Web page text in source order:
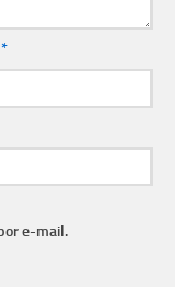
*
e-mail.